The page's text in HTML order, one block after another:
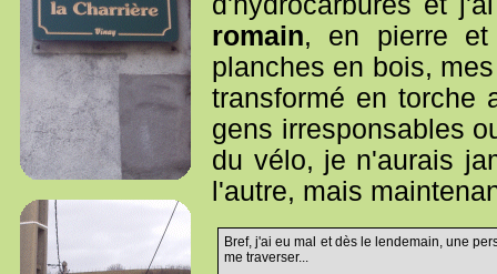
romain, en pierre et
planches en bois,
transformé en torche
gens irresponsables
du vélo, je n'aurais
l'autre, mais
Bref, j'ai eu mal et dès le lendemain, une
me traverser...